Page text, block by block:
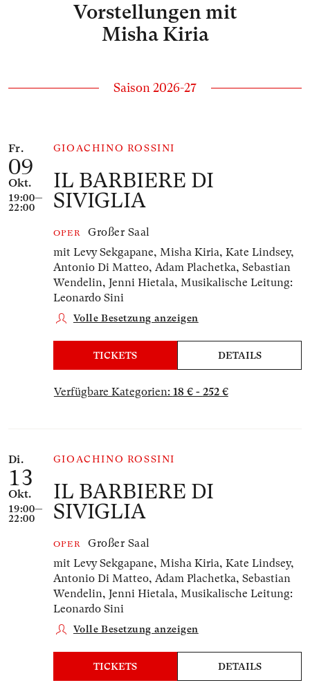
Vorstellungen mit
Misha Kiria
Saison 2026-27
Fr.
09
Okt.
19:00—
22:00
GIOACHINO ROSSINI
IL BARBIERE DI
SIVIGLIA
OPER
Großer Saal
mit Levy Sekgapane, Misha Kiria, Kate Lindsey,
Antonio Di Matteo, Adam Plachetka, Sebastian
Wendelin, Jenni Hietala, Musikalische Leitung:
Leonardo Sini
Volle Besetzung anzeigen
TICKETS DETAILS
Verfügbare Kategorien: 18 € - 252 €
Di.
13
Okt.
19:00—
22:00
GIOACHINO ROSSINI
IL BARBIERE DI
SIVIGLIA
OPER
Großer Saal
mit Levy Sekgapane, Misha Kiria, Kate Lindsey,
Antonio Di Matteo, Adam Plachetka, Sebastian
Wendelin, Jenni Hietala, Musikalische Leitung:
Leonardo Sini
Volle Besetzung anzeigen
TICKETS DETAILS